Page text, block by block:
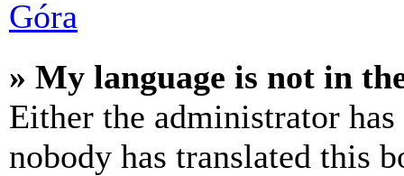
Góra
» My language is not in
Either the administrator
nobody has translated this